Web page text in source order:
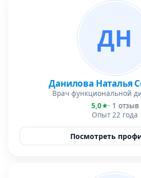
ДН
Данилова Наталья
Врач функциональной
5,0
· 1 отзыв
Опыт 22 года
Посмотреть